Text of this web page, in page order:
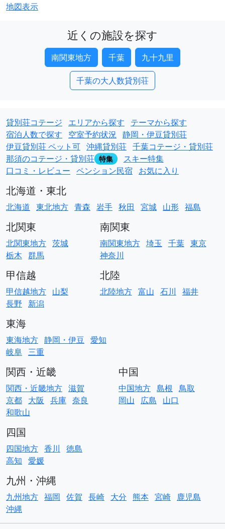
地図表示
近くの施設を探す
南関東地方 千葉 九十九里
千葉の大人数貸別荘
貸別荘コテージ エリアから探す
テーマから探す
宿泊人数で探す
空室予約状況 静岡・伊豆貸別荘
伊豆貸別荘 ペット可 沖縄貸別荘 千葉コテージ・貸別荘
那須のコテージ・貸別荘 特集
スキー特集
口コミ・レビュー ペンション民宿 お気に入り
北海道・東北
北海道 東北地方 青森 岩手 秋田 宮城 山形 福島
北関東
北関東地方 茨城
栃木 群馬
南関東
南関東地方 埼玉 千葉 東京
神奈川
甲信越
甲信越地方 山梨
長野
新潟
北陸
北陸地方 富山 石川 福井
東海
東海地方 静岡・伊豆 愛知
岐阜 三重
関西・近畿
関西・近畿地方 滋賀
京都 大阪 兵庫 奈良
和歌山
中国
中国地方 島根 鳥取
岡山
広島 山口
四国
四国地方 香川
徳島
高知 愛媛
九州・沖縄
九州地方 福岡 佐賀 長崎 大分 熊本 宮崎
鹿児島
沖縄